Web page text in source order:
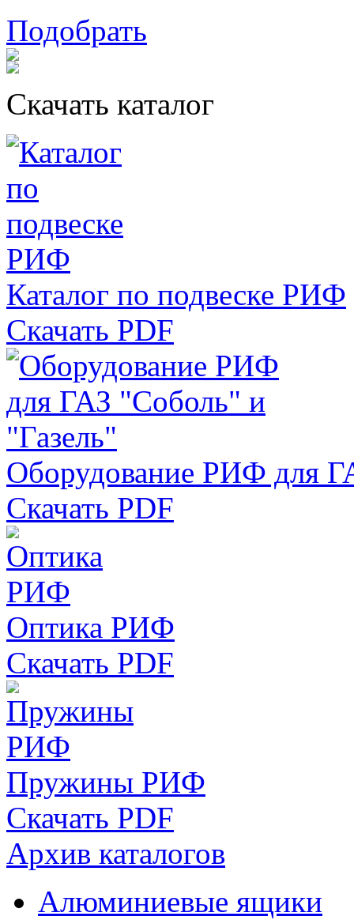
Подобрать
Скачать каталог
Каталог по подвеске РИФ
Скачать PDF
Оборудование РИФ для
Скачать PDF
Оптика РИФ
Скачать PDF
Пружины РИФ
Скачать PDF
Архив каталогов
Алюминиевые ящики